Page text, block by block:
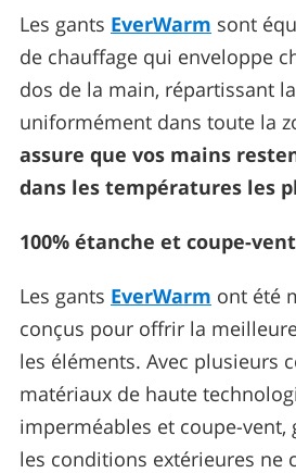
Les gants EverWarm sont
de chauffage qui enveloppe
dos de la main, répartissant
uniformément dans toute la
assure que vos mains
dans les températures les
100% étanche et coupe-vent
Les gants EverWarm ont été
conçus pour offrir la
les éléments. Avec plusieurs
matériaux de haute
imperméables et coupe-vent,
les conditions extérieures ne